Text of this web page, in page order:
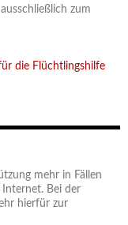
zum
die Flüchtlingshilfe
mehr in Fällen
Bei der
hierfür zur